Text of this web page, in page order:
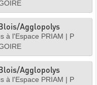
Agglopolys
à l'Espace PRIAM | P
Agglopolys
à l'Espace PRIAM | P